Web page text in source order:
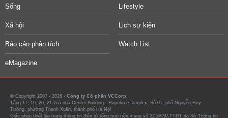
Sống Lifestyle
Xã hội Lịch sự kiện
Báo cáo phân tích Watch List
eMagazine
© Copyright 2007 - 2026 - Công ty Cổ phần VCCorp.
Tầng 17, 19, 20, 21 Toà nhà Center Building - Hapulico Complex, Số 01, phố Nguyễn Huy
Tưởng, phường Thanh Xuân, thành phố Hà Nội
Giấy phép thiết lập trang thông tin điện tử tổng hợp trên mạng số 2216/GP-TTĐT do Sở Thông tin